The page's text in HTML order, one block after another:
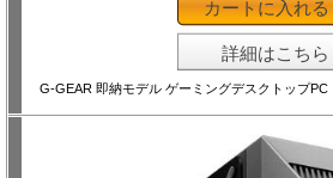
カートに入れる
詳細はこちら
G-GEAR 即納モデル ゲーミングデスクトップ